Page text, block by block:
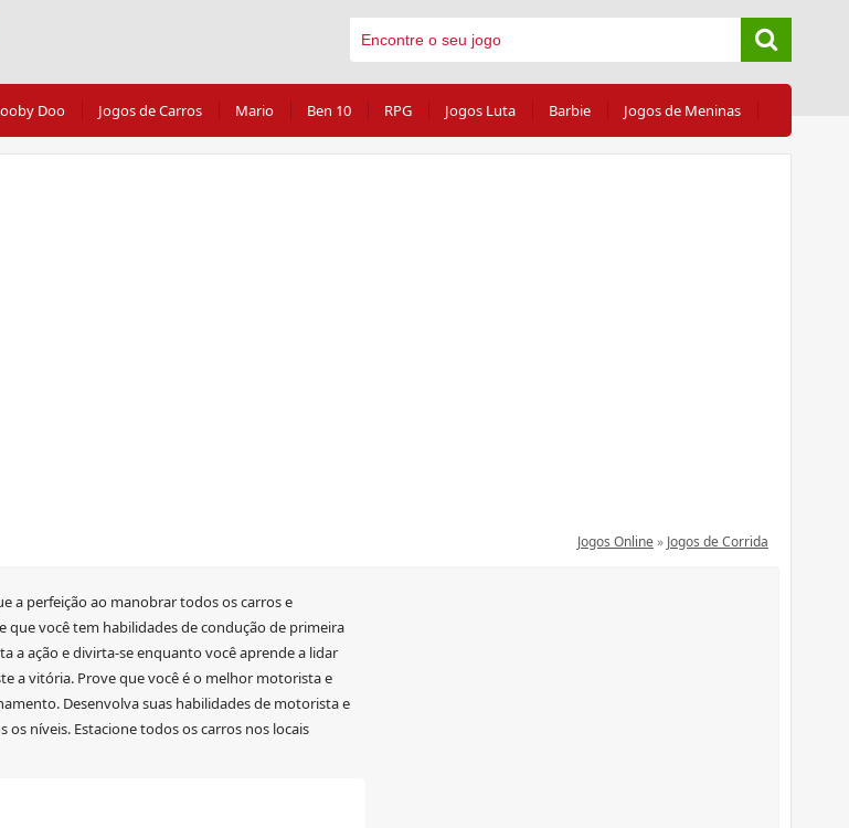
Doo Jogos de Carros Mario Ben 10 RPG Jogos Luta Barbie Jogos de Meninas
Jogos Online» Jogos de Corrida
a perfeição ao manobrar todos os carros e
você tem habilidades de condução de primeira
a ação e divirta-se enquanto você aprende a lidar
a vitória. Prove que você é o melhor motorista e
Desenvolva suas habilidades de motorista e
níveis. Estacione todos os carros nos locais